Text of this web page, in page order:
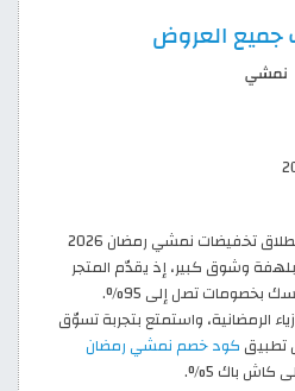
استعد لإطلالة رمضانية مع انطلاق تخفيضات نمشي رمضان 2026
وشوق كبير، إذ يقدّم المتجر
فرصة جيدة لتجديد خزانة ملابسك بخصومات تصل إلى 95%.
الرمضانية، واستمتع بتجربة تسوّق
تطبيق كود خصم نمشي رمضان
باك 5%.